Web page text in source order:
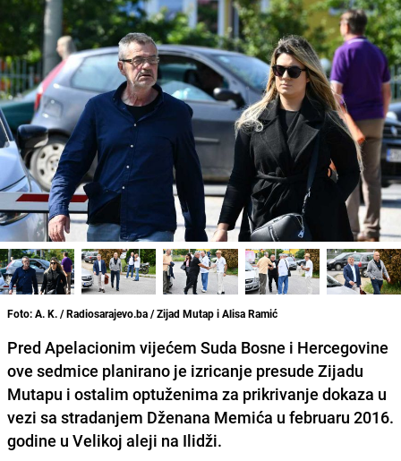
Foto: A. K. / Radiosarajevo.ba / Zijad Mutap i Alisa Ramić
Pred Apelacionim vijećem Suda Bosne i Hercegovine
ove sedmice planirano je izricanje presude Zijadu
Mutapu i ostalim optuženima za prikrivanje dokaza u
vezi sa stradanjem Dženana Memića u februaru 2016.
godine u Velikoj aleji na Ilidži.